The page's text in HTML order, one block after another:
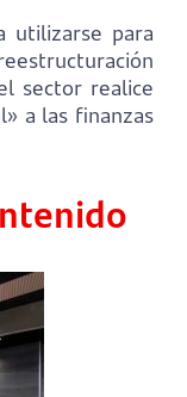
utilizarse para
sector realice
a las finanzas